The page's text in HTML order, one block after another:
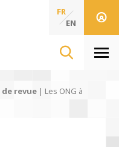
de l'Information & de
des Sciences
FR
EN
revue | Les ONG à